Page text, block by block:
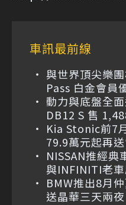
車訊最前線
與世界頂尖樂
Pass 白金會員
動力與底盤全
DB12 S 售
Kia Stonic前7
79.9萬元起再
NISSAN推經
與INFINITI老
BMW推出8月
送晶華三天兩